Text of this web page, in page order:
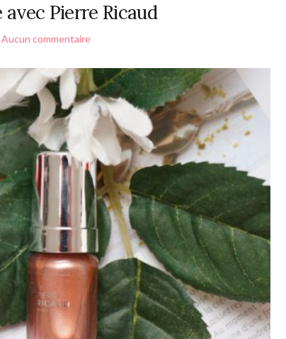
avec Pierre Ricaud
Aucun commentaire